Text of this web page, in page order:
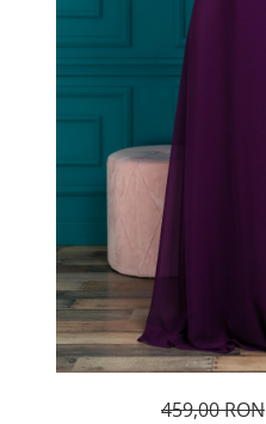
Rochii din dantela
Rochii din tafta
Rochii cu paiete
Rochii din catifea
Rochii din Barbie/Bistrech
Rochii din saten
Rochii cu imprimeu
459,00 RON